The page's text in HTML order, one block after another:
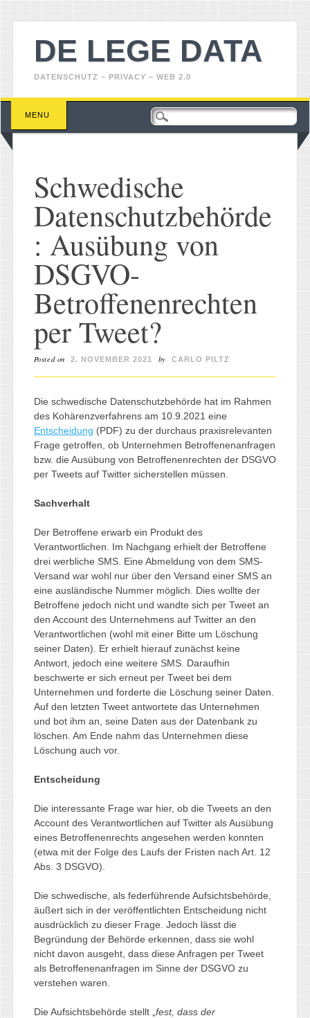
DE LEGE DATA
DATENSCHUTZ – PRIVACY – WEB 2.0
Main menu
Skip
content
MENU
Schwedische
Datenschutzbehörde
: Ausübung von
DSGVO-
Betroffenenrechten
per Tweet?
Posted on 2. NOVEMBER 2021 by CARLO PILTZ
Die schwedische Datenschutzbehörde hat im Rahmen
des Kohärenzverfahrens am 10.9.2021 eine
Entscheidung (PDF) zu der durchaus praxisrelevanten
Frage getroffen, ob Unternehmen Betroffenenanfragen
bzw. die Ausübung von Betroffenenrechten der DSGVO
per Tweets auf Twitter sicherstellen müssen.
Sachverhalt
Der Betroffene erwarb ein Produkt des
Verantwortlichen. Im Nachgang erhielt der Betroffene
drei werbliche SMS. Eine Abmeldung von dem SMS-
Versand war wohl nur über den Versand einer SMS an
eine ausländische Nummer möglich. Dies wollte der
Betroffene jedoch nicht und wandte sich per Tweet an
den Account des Unternehmens auf Twitter an den
Verantwortlichen (wohl mit einer Bitte um Löschung
seiner Daten). Er erhielt hierauf zunächst keine
Antwort, jedoch eine weitere SMS. Daraufhin
beschwerte er sich erneut per Tweet bei dem
Unternehmen und forderte die Löschung seiner Daten.
Auf den letzten Tweet antwortete das Unternehmen
und bot ihm an, seine Daten aus der Datenbank zu
löschen. Am Ende nahm das Unternehmen diese
Löschung auch vor.
Entscheidung
Die interessante Frage war hier, ob die Tweets an den
Account des Verantwortlichen auf Twitter als Ausübung
eines Betroffenenrechts angesehen werden konnten
(etwa mit der Folge des Laufs der Fristen nach Art. 12
Abs. 3 DSGVO).
Die schwedische, als federführende Aufsichtsbehörde,
äußert sich in der veröffentlichten Entscheidung nicht
ausdrücklich zu dieser Frage. Jedoch lässt die
Begründung der Behörde erkennen, dass sie wohl
nicht davon ausgeht, dass diese Anfragen per Tweet
als Betroffenenanfragen im Sinne der DSGVO zu
verstehen waren.
Die Aufsichtsbehörde stellt „ fest, dass der